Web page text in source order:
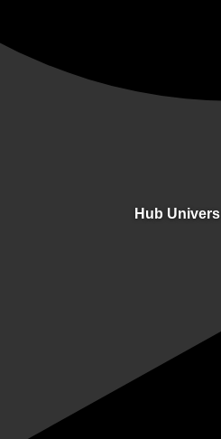
Hub Univers